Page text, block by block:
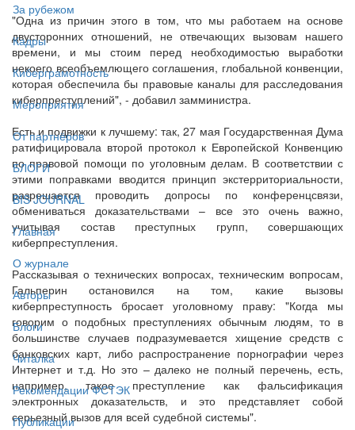
За рубежом
Кадры
Киберграмотность
Мероприятия
От партнёров
БЛОГИ
BIS JOURNAL
Главная
О журнале
Авторы
Блоги
Читалка
Рекомендации ФСТЭК
Публикации
"Одна из причин этого в том, что мы работаем на основе
двусторонних отношений, не отвечающих вызовам нашего
времени, и мы стоим перед необходимостью выработки
некоего всеобъемлющего соглашения, глобальной конвенции,
которая обеспечила бы правовые каналы для расследования
киберпреступлений", - добавил замминистра.
Есть и подвижки к лучшему: так, 27 мая Государственная Дума
ратифицировала второй протокол к Европейской Конвенцию
по правовой помощи по уголовным делам. В соответствии с
этими поправками вводится принцип экстерриториальности,
разрешается проводить допросы по конференцсвязи,
обмениваться доказательствами – все это очень важно,
учитывая состав преступных групп, совершающих
киберпреступления.
Рассказывая о технических вопросах, техническим вопросам,
Гальперин остановился на том, какие вызовы
киберпреступность бросает уголовному праву: "Когда мы
говорим о подобных преступлениях обычным людям, то в
большинстве случаев подразумевается хищение средств с
банковских карт, либо распространение порнографии через
Интернет и т.д. Но это – далеко не полный перечень, есть,
например, такое преступление как фальсификация
электронных доказательств, и это представляет собой
серьезный вызов для всей судебной системы".